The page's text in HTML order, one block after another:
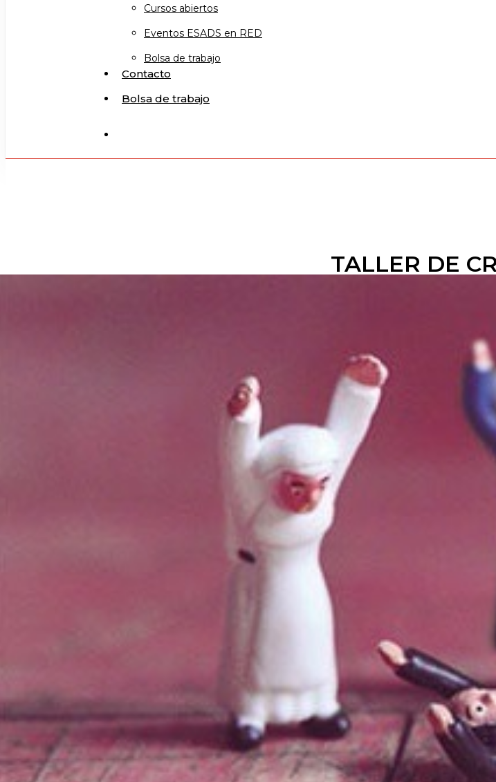
Cursos abiertos
Eventos ESADS en RED
Bolsa de trabajo
Contacto
Bolsa de trabajo
TALLER DE